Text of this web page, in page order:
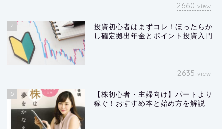
2660 view
4
投資初心者はまずコレ！ほったらか
し確定拠出年金とポイント投資入門
2635 view
5
【株初心者・主婦向け】パートより
稼ぐ！おすすめ本と始め方を解説